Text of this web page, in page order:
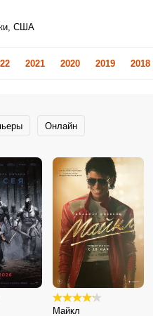
США
2021 2020 2019 2018
Онлайн
Майкл